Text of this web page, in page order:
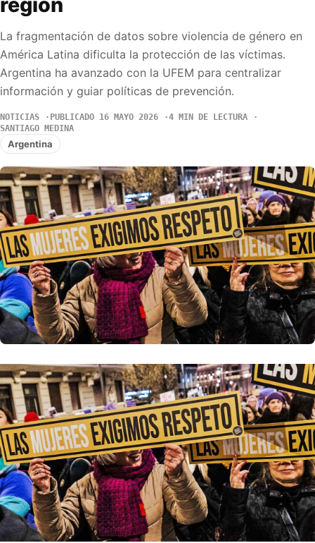
La fragmentación de datos sobre violencia de género en
América Latina dificulta la protección de las víctimas.
Argentina ha avanzado con la UFEM para centralizar
información y guiar políticas de prevención.
NOTICIAS PUBLICADO 16 MAYO 2026
4 MIN DE LECTURA
SANTIAGO MEDINA
Argentina